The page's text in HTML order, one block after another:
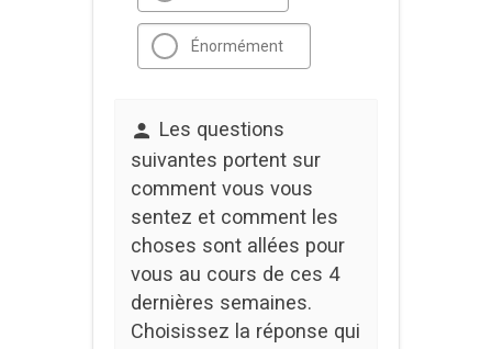
Énormément
Les questions
suivantes portent sur
comment vous vous
sentez et comment les
choses sont allées pour
vous au cours de ces 4
dernières semaines.
Choisissez la réponse qui